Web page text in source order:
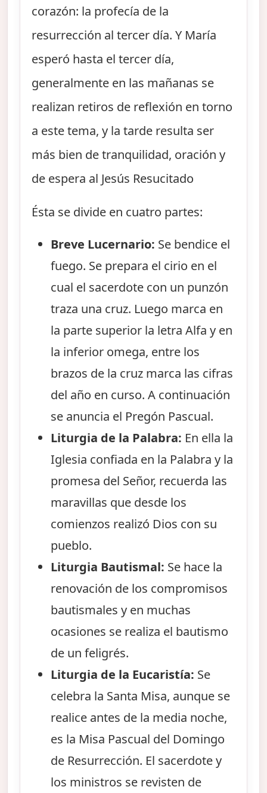
corazón: la profecía de la
resurrección al tercer día. Y María
esperó hasta el tercer día,
generalmente en las mañanas se
realizan retiros de reflexión en torno
a este tema, y la tarde resulta ser
más bien de tranquilidad, oración y
de espera al Jesús Resucitado
Ésta se divide en cuatro partes:
Breve Lucernario: Se bendice el
fuego. Se prepara el cirio en el
cual el sacerdote con un punzón
traza una cruz. Luego marca en
la parte superior la letra Alfa y en
la inferior omega, entre los
brazos de la cruz marca las cifras
del año en curso. A continuación
se anuncia el Pregón Pascual.
Liturgia de la Palabra: En ella la
Iglesia confiada en la Palabra y la
promesa del Señor, recuerda las
maravillas que desde los
comienzos realizó Dios con su
pueblo.
Liturgia Bautismal: Se hace la
renovación de los compromisos
bautismales y en muchas
ocasiones se realiza el bautismo
de un feligrés.
Liturgia de la Eucaristía: Se
celebra la Santa Misa, aunque se
realice antes de la media noche,
es la Misa Pascual del Domingo
de Resurrección. El sacerdote y
los ministros se revisten de